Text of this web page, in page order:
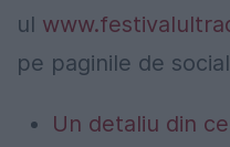
ul
pe paginile de
Un detaliu din